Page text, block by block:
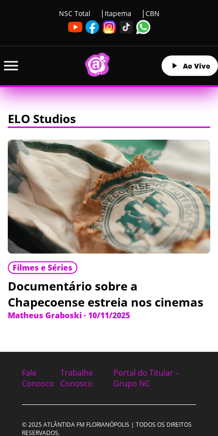
NSC Total Itapema CBN
Ao Vivo
ELO Studios
Filmes e Séries
Documentário sobre a
Chapecoense estreia nos cinemas
Matheus Graboski· 10/11/2025
Fale
Conosco
Trabalhe
Conosco
Portal do Titular –
Grupo NC
© 2025 ATLÂNTIDA FM FLORIANÓPOLIS | TODOS OS DIREITOS
RESERVADOS.